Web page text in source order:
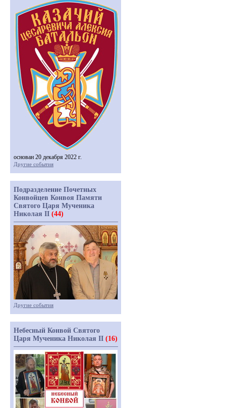
основан 20 декабря 2022 г.
Другие события
Подразделение Почетных
Конвойцев Конвоя Памяти
Святого Царя Мученика
Николая II (44)
Другие события
Небесный Конвой Святого
Царя Мученика Николая II (16)